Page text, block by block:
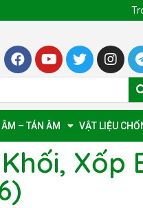
– TÁN ÂM VẬT LIỆU
Xốp